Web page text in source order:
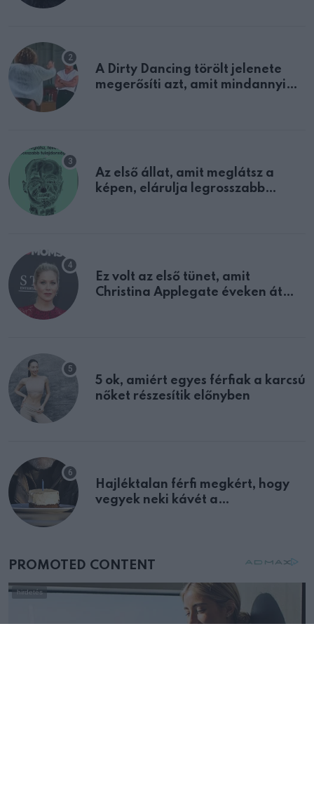
A Dirty Dancing törölt jelenete
megerősíti azt, amit mindannyian
Az első állat, amit meglátsz a
képen, elárulja legrosszabb
Ez volt az első tünet, amit
Christina Applegate éveken át
5 ok, amiért egyes férfiak a karcsú
nőket részesítik előnyben
Hajléktalan férfi megkért, hogy
vegyek neki kávét a